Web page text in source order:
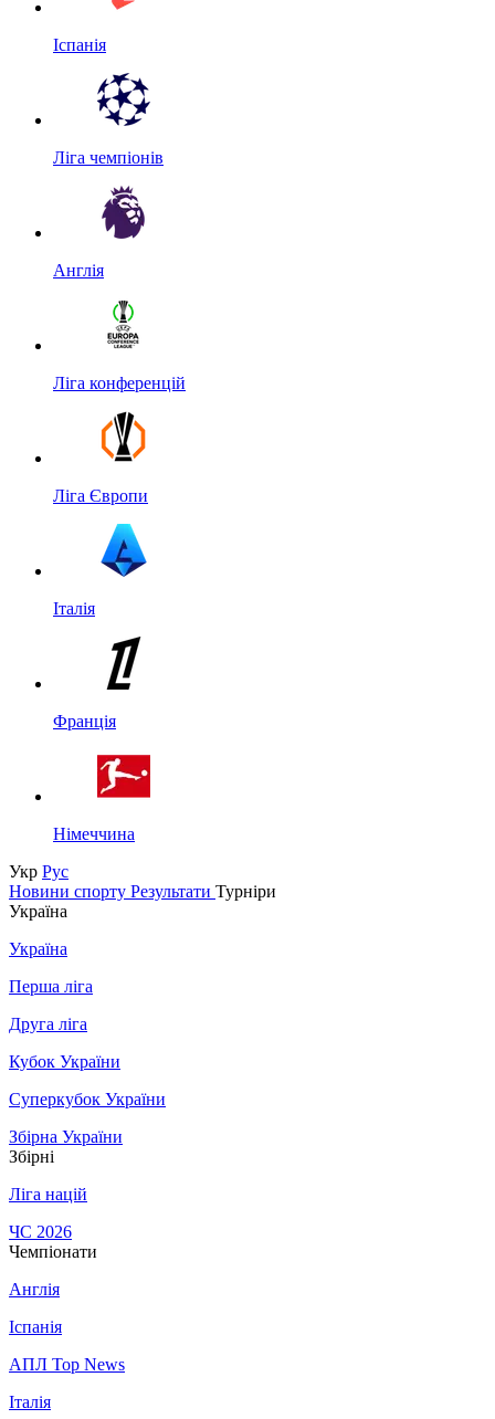
Іспанія
Ліга чемпіонів
Англія
Ліга конференцій
Ліга Європи
Італія
Франція
Німеччина
Укр Рус
Новини спорту Результати Турніри
Україна
Україна
Перша ліга
Друга ліга
Кубок України
Суперкубок України
Збірна України
Збірні
Ліга націй
ЧС 2026
Чемпіонати
Англія
Іспанія
АПЛ Top News
Італія